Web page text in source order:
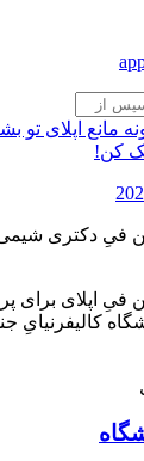
مانع اپلای
کن!
فیِ دکتری
فیِ اپلای برای
کالیفرنیایِ